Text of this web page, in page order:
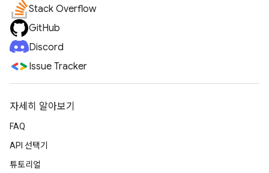
Stack Overflow
GitHub
Discord
Issue Tracker
자세히 알아보기
FAQ
API 선택기
튜토리얼